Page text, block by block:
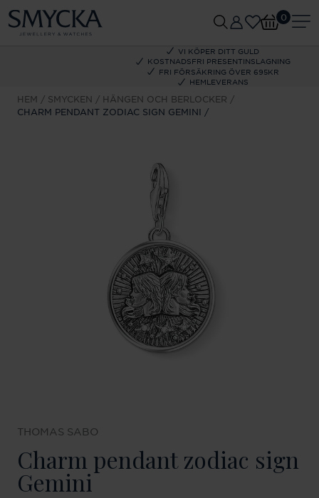
VI KÖPER DITT GULD
KOSTNADSFRI PRESENTINSLAGNING
FRI FÖRSÄKRING ÖVER 695KR
HEMLEVERANS
0
HEM SMYCKEN
HÄNGEN OCH BERLOCKER
CHARM PENDANT ZODIAC SIGN GEMINI
THOMAS SABO
Charm pendant zodiac sign
Gemini